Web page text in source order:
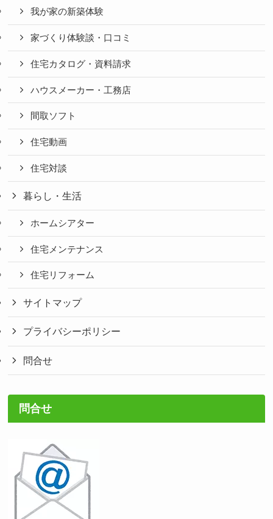
我が家の新築体験
家づくり体験談・口コミ
住宅カタログ・資料請求
ハウスメーカー・工務店
間取ソフト
住宅動画
住宅対談
暮らし・生活
ホームシアター
住宅メンテナンス
住宅リフォーム
サイトマップ
プライバシーポリシー
問合せ
問合せ